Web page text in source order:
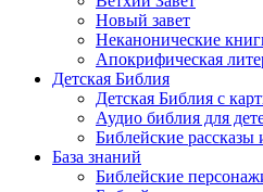
Новый завет
Неканонические
Апокрифическая
Детская Библия
Детская Библия с
Аудио библия для
Библейские рассказы
База знаний
Библейские